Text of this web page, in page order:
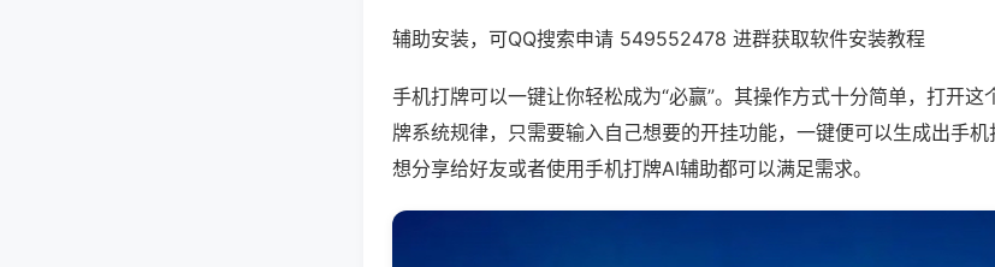
辅助安装，可QQ搜索申请 549552478 进群获取软件安装教程
手机打牌可以一键让你轻松成为“必赢”。其操作方式十分简单，打开
牌系统规律，只需要输入自己想要的开挂功能，一键便可以生成出手
想分享给好友或者使用手机打牌AI辅助都可以满足需求。